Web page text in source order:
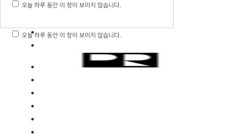
오늘 하루 동안 이 창이 보이지 않습니다.
오늘 하루 동안 이 창이 보이지 않습니다.